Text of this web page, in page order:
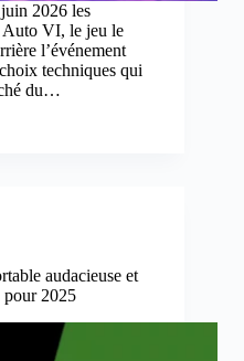
2026 les
Auto VI, le jeu le
l’événement
techniques qui
du…
audacieuse et
pour 2025